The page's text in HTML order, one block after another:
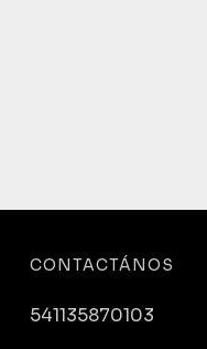
CONTACTÁNOS
541135870103